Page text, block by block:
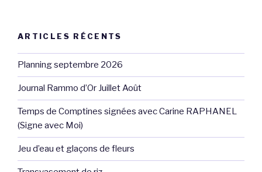
ARTICLES RÉCENTS
Planning septembre 2026
Journal Rammo d’Or Juillet Août
Temps de Comptines signées avec Carine RAPHANEL
(Signe avec Moi)
Jeu d’eau et glaçons de fleurs